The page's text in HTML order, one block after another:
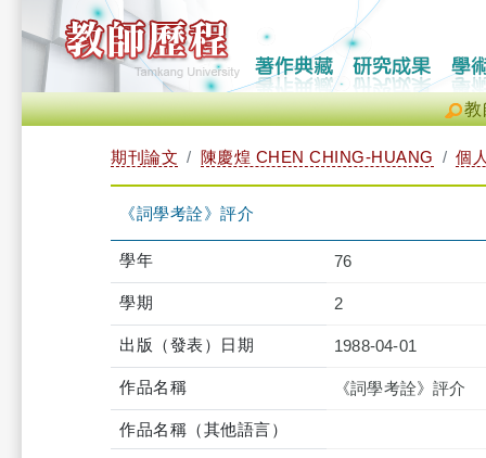
教
期刊論文 陳慶煌 CHEN CHING-HUANG 個
《詞學考詮》評介
學年 76
學期 2
出版（發表）日期 1988-04-01
作品名稱 《詞學考詮》評介
作品名稱（其他語言）